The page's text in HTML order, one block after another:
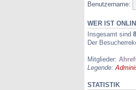
Benutzername:
WER IST
Insgesamt sind
Der
Mitglieder:
Legende:
STATISTIK